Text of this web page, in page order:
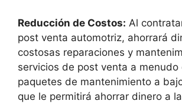
Reducción de Costos: Al
post venta automotriz, ahorrará
costosas reparaciones y
servicios de post venta a menudo
paquetes de mantenimiento a
que le permitirá ahorrar dinero a